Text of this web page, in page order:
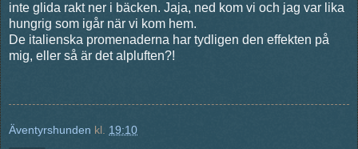
inte glida rakt ner i bäcken. Jaja, ned kom vi och jag var lika
hungrig som igår när vi kom hem.
De italienska promenaderna har tydligen den effekten på
mig, eller så är det alpluften?!
Äventyrshunden kl. 19:10